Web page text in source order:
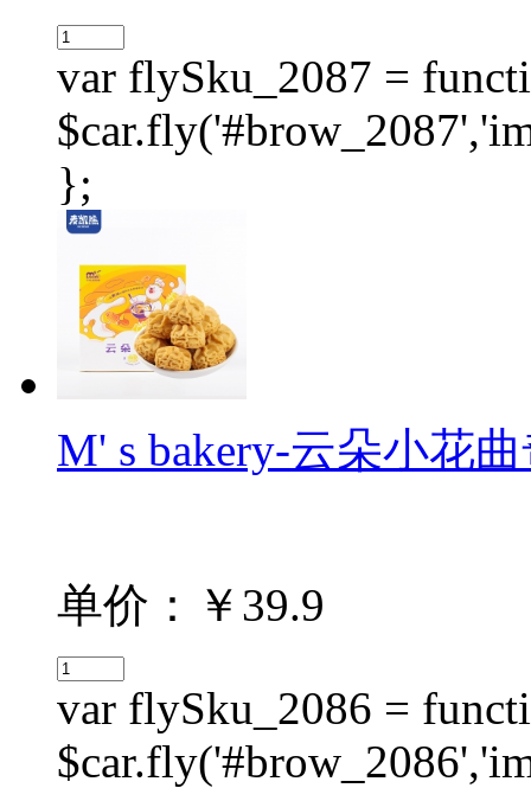
var flySku_2087 =
};
M' s bakery-云朵小花
单价：￥39.9
var flySku_2086 =